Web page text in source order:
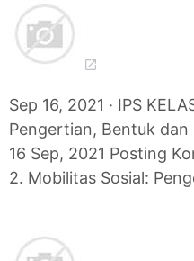
Sep 16, 2021 · IPS
Pengertian, Bentuk
16 Sep, 2021 Posting
2. Mobilitas Sosial: